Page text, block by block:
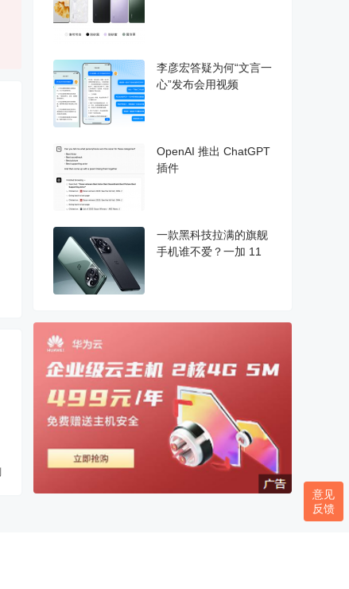
李彦宏答疑为何“文言一
心”发布会用视频
OpenAI 推出 ChatGPT
插件
一款黑科技拉满的旗舰
手机谁不爱？一加 11
意见
反馈